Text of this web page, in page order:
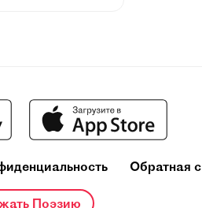
Обратная
Поэзию